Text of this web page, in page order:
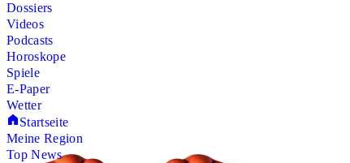
Dossiers
Videos
Podcasts
Horoskope
Spiele
E-Paper
Wetter
Startseite
Meine Region
Top News